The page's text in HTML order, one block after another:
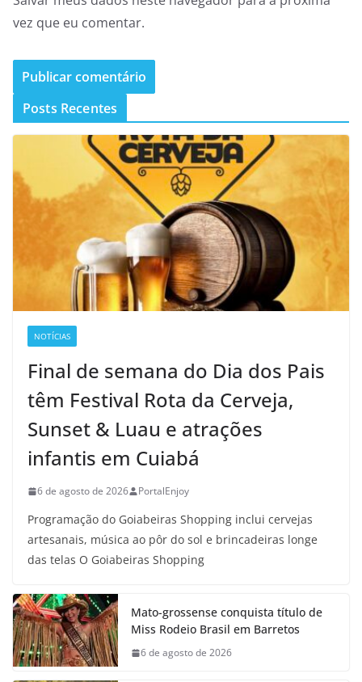
vez que eu comentar.
Posts Recentes
NOTÍCIAS
Final de semana do Dia dos Pais
têm Festival Rota da Cerveja,
Sunset & Luau e atrações
infantis em Cuiabá
6 de agosto de 2026 PortalEnjoy
Programação do Goiabeiras Shopping inclui cervejas
artesanais, música ao pôr do sol e brincadeiras longe
das telas O Goiabeiras Shopping
Mato-grossense conquista título de
Miss Rodeio Brasil em Barretos
6 de agosto de 2026